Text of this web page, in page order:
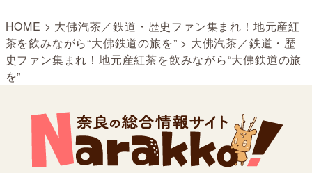
HOME > 大佛汽茶／鉄道・歴史ファン集まれ！地元産紅
茶を飲みながら“大佛鉄道の旅を” > 大佛汽茶／鉄道・歴
史ファン集まれ！地元産紅茶を飲みながら“大佛鉄道の旅
を”